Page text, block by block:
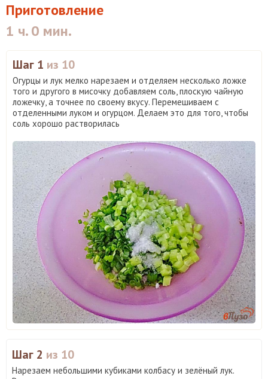
Приготовление
1 ч. 0 мин.
Шаг 1 из 10
Огурцы и лук мелко нарезаем и отделяем несколько ложке
того и другого в мисочку добавляем соль, плоскую чайную
ложечку, а точнее по своему вкусу. Перемешиваем с
отделенными луком и огурцом. Делаем это для того, чтобы
соль хорошо растворилась
Шаг 2 из 10
Нарезаем небольшими кубиками колбасу и зелёный лук.